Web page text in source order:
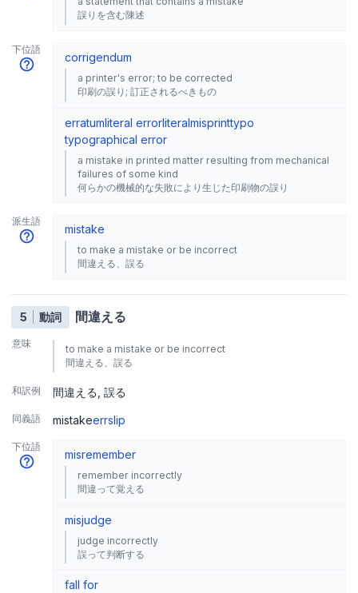
誤りを含む陳述
下位語
corrigendum
a printer's error; to be corrected
印刷の誤り; 訂正されるべきもの
erratumliteral errorliteralmisprinttypo
typographical error
a mistake in printed matter resulting from mechanical
failures of some kind
何らかの機械的な失敗により生じた印刷物の誤り
派生語
mistake
to make a mistake or be incorrect
間違える、誤る
5 動詞 間違える
意味
to make a mistake or be incorrect
間違える、誤る
和訳例 間違える 誤る
同義語 mistakeerrslip
下位語
misremember
remember incorrectly
間違って覚える
misjudge
judge incorrectly
誤って判断する
fall for